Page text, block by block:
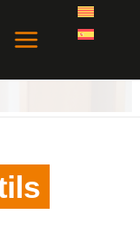
Menu